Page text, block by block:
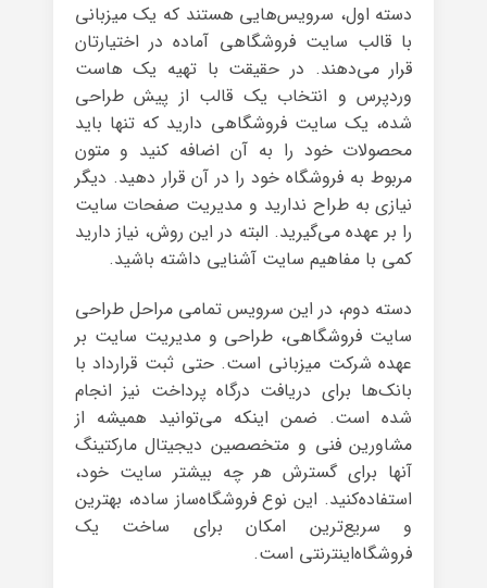
دسته اول، سرویس‌هایی هستند که یک میزبانی
با قالب سایت فروشگاهی آماده در اختیارتان
قرار می‌دهند. در حقیقت با تهیه یک هاست
وردپرس و انتخاب یک قالب از پیش طراحی
شده، یک سایت فروشگاهی دارید که تنها باید
محصولات خود را به آن اضافه کنید و متون
مربوط به فروشگاه خود را در آن قرار دهید. دیگر
نیازی به طراح ندارید و مدیریت صفحات سایت
را بر عهده می‌گیرید. البته در این روش، نیاز دارید
کمی با مفاهیم سایت آشنایی داشته باشید.
دسته دوم، در این سرویس تمامی مراحل طراحی
سایت فروشگاهی، طراحی و مدیریت سایت بر
عهده شرکت میزبانی است. حتی ثبت قرارداد با
بانک‌ها برای دریافت درگاه پرداخت نیز انجام
شده است. ضمن اینکه می‌توانید همیشه از
مشاورین فنی و متخصصین دیجیتال مارکتینگ
آنها برای گسترش هر چه بیشتر سایت خود،
استفاده‌کنید. این نوع فروشگاه‌ساز ساده، بهترین
و سریع‌ترین امکان برای ساخت یک
فروشگاه‌اینترنتی است.